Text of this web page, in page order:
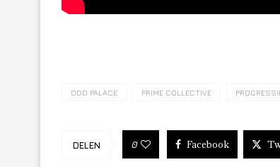
ODD PALACE PRIME COLLECTIVE
DELEN 0 Facebook